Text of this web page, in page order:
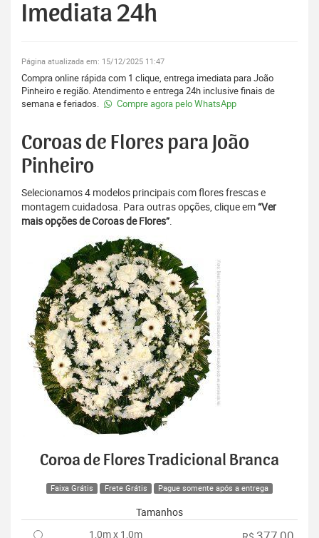
Imediata 24h
Página atualizada em: 15/12/2025 11:47
Compra online rápida com 1 clique, entrega imediata para João
Pinheiro e região. Atendimento e entrega 24h inclusive finais de
semana e feriados.
Compre agora pelo WhatsApp
Coroas de Flores para João
Pinheiro
Selecionamos 4 modelos principais com flores frescas e
montagem cuidadosa. Para outras opções, clique em“Ver
mais opções de Coroas de Flores”.
Coroa de Flores Tradicional Branca
Faixa Grátis Frete Grátis Pague somente após a entrega
Tamanhos
1,0m x 1,0m